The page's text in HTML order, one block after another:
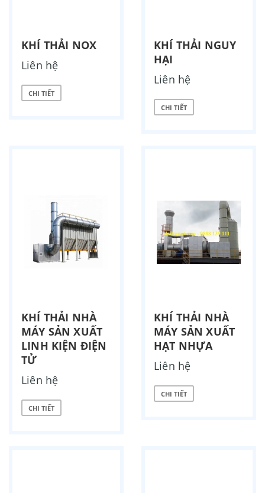
KHÍ THẢI NOX
Liên hệ
CHI TIẾT
KHÍ THẢI NGUY
HẠI
Liên hệ
CHI TIẾT
KHÍ THẢI NHÀ
MÁY SẢN XUẤT
LINH KIỆN ĐIỆN
TỬ
Liên hệ
CHI TIẾT
KHÍ THẢI NHÀ
MÁY SẢN XUẤT
HẠT NHỰA
Liên hệ
CHI TIẾT